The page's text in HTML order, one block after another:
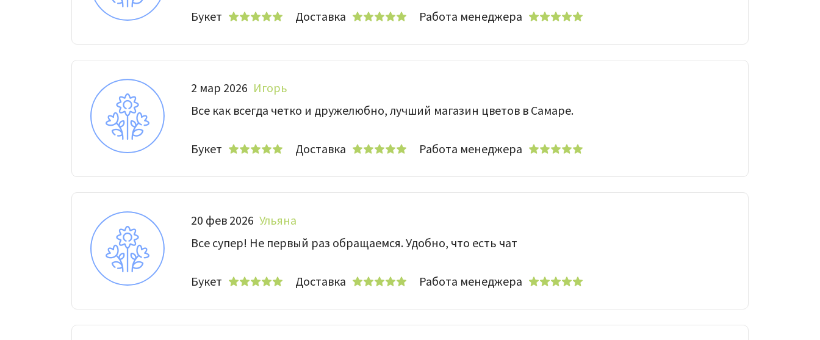
Букет
Доставка Работа менеджера
2 мар 2026 Игорь
Все как всегда четко и дружелюбно, лучший магазин цветов в Самаре.
Букет Доставка Работа менеджера
20 фев 2026 Ульяна
Все супер! Не первый раз обращаемся. Удобно, что есть чат
Букет Доставка Работа менеджера